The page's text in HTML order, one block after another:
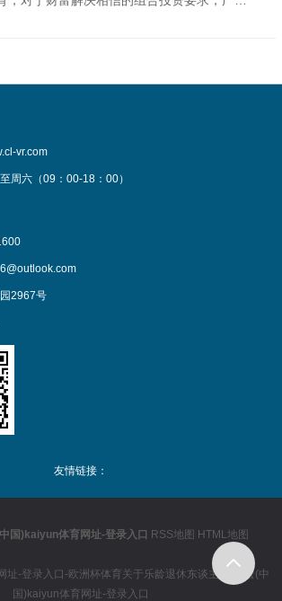
vr.com
周六（09：00-18：00）
2967号
友情链接：
国)kaiyun体育网址-登录入口 RSS地图 HTML地图
址-登录入口-欧洲杯体育关于乐龄退休东谈主员-开云(中
国)kaiyun体育网址-登录入口